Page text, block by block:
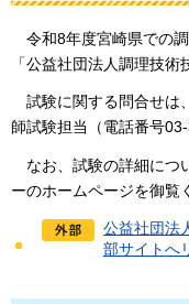
令和8年度宮崎県での
「公益社団法人調理技術
試験に関する問合せは
師試験担当（電話番号
なお、試験の詳細につ
ーのホームページを御覧
公益社団法
部サイトへ